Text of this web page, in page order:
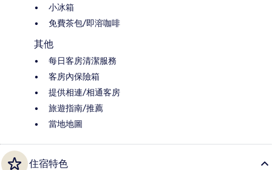
小冰箱
免費茶包/即溶咖啡
其他
每日客房清潔服務
客房內保險箱
提供相連/相通客房
旅遊指南/推薦
當地地圖
住宿特色